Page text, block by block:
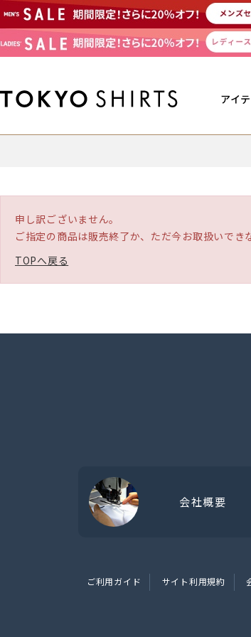
アイ
申し訳ございません。
ご指定の商品は販売終了か、ただ今お取扱いでき
TOPへ戻る
会社概要
ご利用ガイド サイト利用規約